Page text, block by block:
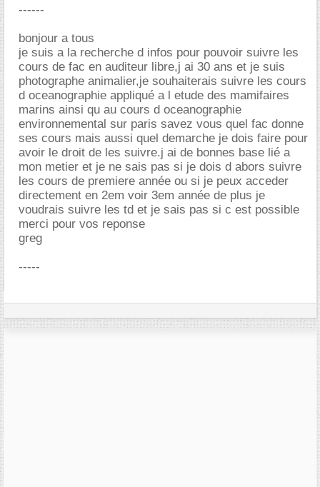
------
bonjour a tous
je suis a la recherche d infos pour pouvoir suivre les
cours de fac en auditeur libre,j ai 30 ans et je suis
photographe animalier,je souhaiterais suivre les cours
d oceanographie appliqué a l etude des mamifaires
marins ainsi qu au cours d oceanographie
environnemental sur paris savez vous quel fac donne
ses cours mais aussi quel demarche je dois faire pour
avoir le droit de les suivre.j ai de bonnes base lié a
mon metier et je ne sais pas si je dois d abors suivre
les cours de premiere année ou si je peux acceder
directement en 2em voir 3em année de plus je
voudrais suivre les td et je sais pas si c est possible
merci pour vos reponse
greg
-----